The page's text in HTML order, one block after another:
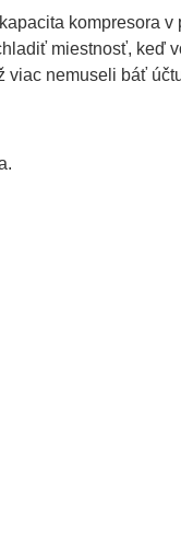
kompresora v
miestnosť, keď
viac nemuseli báť